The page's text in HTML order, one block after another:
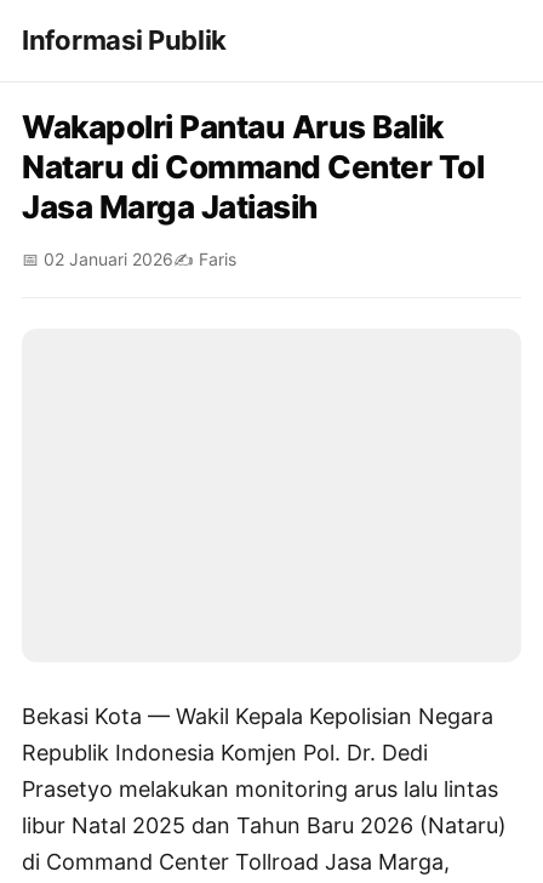
Informasi Publik
Wakapolri Pantau Arus Balik
Nataru di Command Center Tol
Jasa Marga Jatiasih
📅 02 Januari 2026✍️ Faris
Bekasi Kota — Wakil Kepala Kepolisian Negara
Republik Indonesia Komjen Pol. Dr. Dedi
Prasetyo melakukan monitoring arus lalu lintas
libur Natal 2025 dan Tahun Baru 2026 (Nataru)
di Command Center Tollroad Jasa Marga,